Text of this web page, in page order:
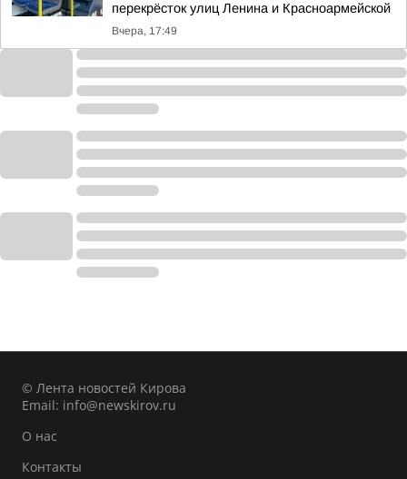
перекрёсток улиц Ленина и Красноармейской
Вчера, 17:49
© Лента новостей Кирова
Email: info@newskirov.ru
О нас
Контакты